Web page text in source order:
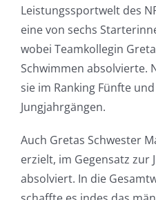
Leistungssportwelt des
eine von sechs
wobei Teamkollegin
Schwimmen absolvierte.
sie im Ranking Fünfte
Jungjahrgängen.
Auch Gretas Schwester
erzielt, im Gegensatz zur
absolviert. In die